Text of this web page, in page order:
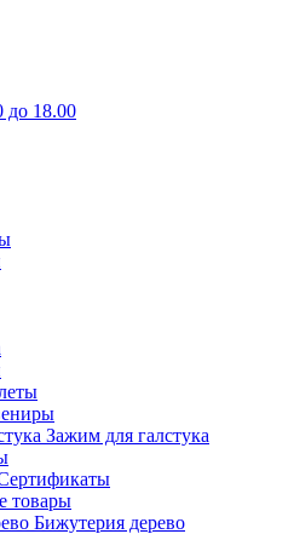
до 18.00
Зажим для галстука
товары
Бижутерия дерево